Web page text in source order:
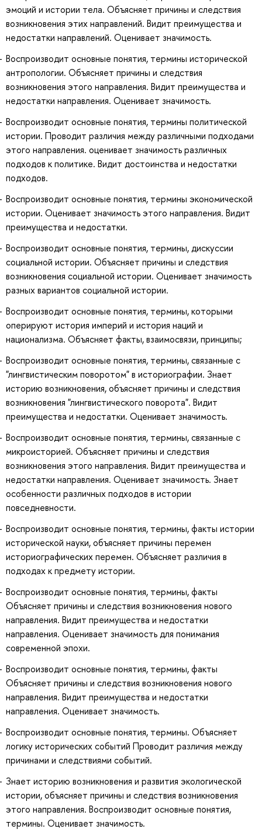
эмоций и истории тела. Объясняет причины и следствия
возникновения этих направлений. Видит преимущества и
недостатки направлений. Оценивает значимость.
Воспроизводит основные понятия, термины исторической
антропологии. Объясняет причины и следствия
возникновения этого направления. Видит преимущества и
недостатки направления. Оценивает значимость.
Воспроизводит основные понятия, термины политической
истории. Проводит различия между различными подходами
этого направления. оценивает значимость различных
подходов к политике. Видит достоинства и недостатки
подходов.
Воспроизводит основные понятия, термины экономической
истории. Оценивает значимость этого направления. Видит
преимущества и недостатки.
Воспроизводит основные понятия, термины, дискуссии
социальной истории. Объясняет причины и следствия
возникновения социальной истории. Оценивает значимость
разных вариантов социальной истории.
Воспроизводит основные понятия, термины, которыми
оперируют история империй и история наций и
национализма. Объясняет факты, взаимосвязи, принципы;
Воспроизводит основные понятия, термины, связанные с
"лингвистическим поворотом" в историографии. Знает
историю возникновения, объясняет причины и следствия
возникновения "лингвистического поворота". Видит
преимущества и недостатки. Оценивает значимость.
Воспроизводит основные понятия, термины, связанные с
микроисторией. Объясняет причины и следствия
возникновения этого направления. Видит преимущества и
недостатки направления. Оценивает значимость. Знает
особенности различных подходов в истории
повседневности.
Воспроизводит основные понятия, термины, факты истории
исторической науки, объясняет причины перемен
историографических перемен. Объясняет различия в
подходах к предмету истории.
Воспроизводит основные понятия, термины, факты
Объясняет причины и следствия возникновения нового
направления. Видит преимущества и недостатки
направления. Оценивает значимость для понимания
современной эпохи.
Воспроизводит основные понятия, термины, факты
Объясняет причины и следствия возникновения нового
направления. Видит преимущества и недостатки
направления. Оценивает значимость.
Воспроизводит основные понятия, термины. Объясняет
логику исторических событий Проводит различия между
причинами и следствиями событий.
Знает историю возникновения и развития экологической
истории, объясняет причины и следствия возникновения
этого направления. Воспроизводит основные понятия,
термины. Оценивает значимость.